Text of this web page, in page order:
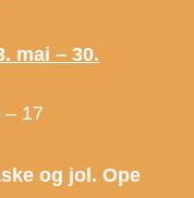
mai – 30.
– 17
og jol. Ope